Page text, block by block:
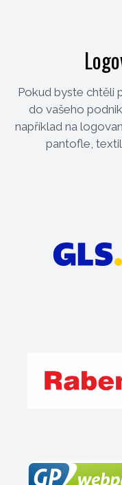
Pokud byste chtěli
do vašeho
například na
pantofle,